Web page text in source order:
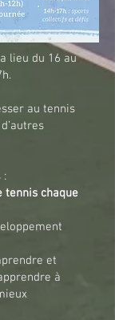
lieu du 16 au
au tennis
:
tennis chaque
et
à